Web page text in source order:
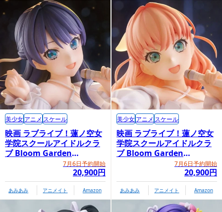
映画 ラブライブ！蓮ノ空女
学院スクールアイドルクラ
ブ Bloom Garden
Party「村野さやか」7月6日予約開始
20,900円
美少女アニメ スケール
あみあみ アニメイト Amazon
映画 ラブライブ！蓮ノ空女
学院スクールアイドルクラ
ブ Bloom Garden
Party「日野下花帆」7月6日予約開始
20,900円
美少女アニメ スケール
あみあみ アニメイト Amazon